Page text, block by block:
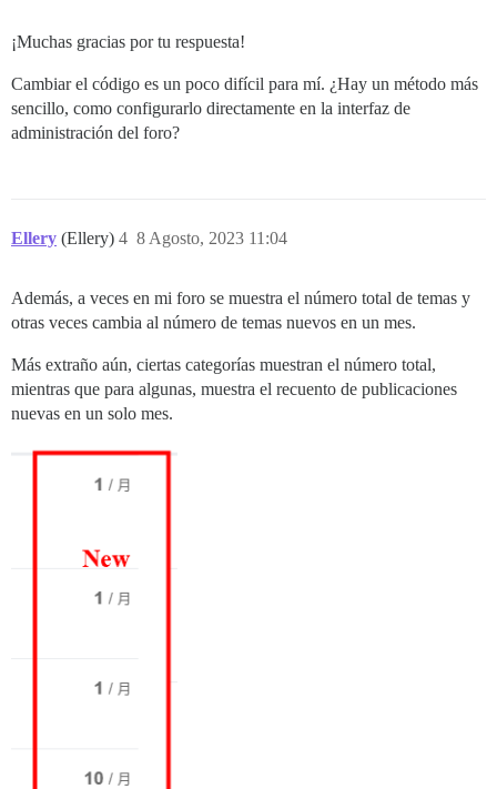
¡Muchas gracias por tu respuesta!
Cambiar el código es un poco difícil para mí. ¿Hay un método más
sencillo, como configurarlo directamente en la interfaz de
administración del foro?
Ellery (Ellery) 8 Agosto, 2023 11:04
4
Además, a veces en mi foro se muestra el número total de temas y
otras veces cambia al número de temas nuevos en un mes.
Más extraño aún, ciertas categorías muestran el número total,
mientras que para algunas, muestra el recuento de publicaciones
nuevas en un solo mes.